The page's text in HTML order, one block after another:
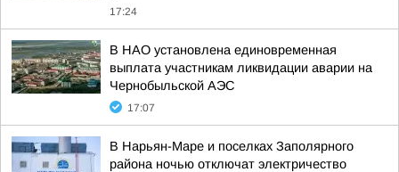
17:24
В НАО установлена единовременная
выплата участникам ликвидации аварии на
Чернобыльской АЭС
17:07
В Нарьян-Маре и поселках Заполярного
района ночью отключат электричество